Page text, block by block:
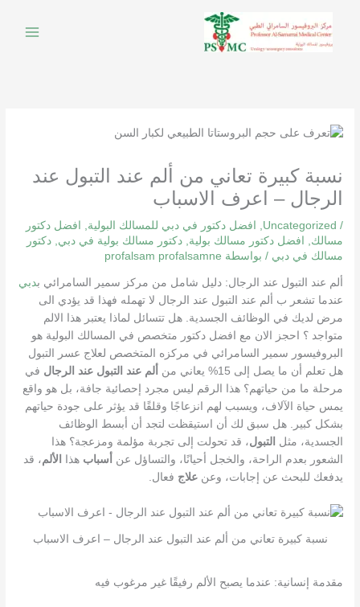
المحتوى
نسبة كبيرة تعاني من ألم عند التبول عند
الرجال – اعرف الاسباب
/
Uncategorized افضل دكتور في دبي للمسالك البولية
افضل دكتور
مسالك
افضل دكتور مسالك بولية ,دكتور مسالك بولية في دبي ,دكتور
مسالك في دبي / بواسطة profalsam profalsamne
ألم عند التبول عند الرجال: دليل شامل من مركز سمير السامرائي بدبي
عندما تشعر ب ألم عند التبول عند الرجال لا تهمله فهذا قد يؤدي الى
مرض لديك في الوظائف الجسدية. هل تتسائل لماذا يعتبر هذا الالم
متواجد ؟ احجز الان مع افضل دكتور متخصص في المسالك البولية هو
البروفيسور سمير السامرائي في مركزه المتخصص لعلاج عسر التبول
هل تعلم أن ما يصل إلى 15% يعاني من
ألم عند التبول عند الرجال في
مرحلة ما من حياتهم؟ هذا الرقم ليس مجرد إحصائية جافة، بل هو واقع
يمس حياة الآلاف، ويسبب لهم انزعاجًا وقلقًا قد يؤثر على جودة حياتهم
بشكل كبير. هل سبق لك أن استيقظت لتجد أن أبسط الوظائف
الجسدية، مثل التبول، قد تحولت إلى تجربة مؤلمة ومزعجة؟ هذا
الشعور بعدم الراحة، والخجل أحيانًا، والتساؤل عن
أسباب هذا الألم، قد
يدفعك للبحث عن إجابات، وعنعلاج فعال.
نسبة كبيرة تعاني من ألم عند التبول عند الرجال – اعرف الاسباب
مقدمة إنسانية: عندما يصبح الألم رفيقًا غير مرغوب فيه